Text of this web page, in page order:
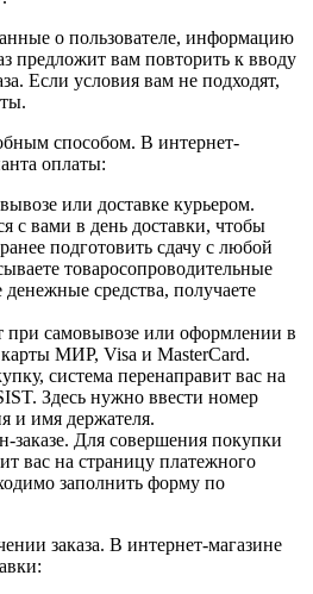
о пользователе, информацию
предложит вам повторить к вводу
Если условия вам не подходят,
способом. В интернет-
оплаты:
или доставке курьером.
с вами в день доставки, чтобы
подготовить сдачу с любой
товаросопроводительные
средства, получаете
при самовывозе или оформлении в
карты МИР, Visa и MasterCard.
система перенаправит вас на
Здесь нужно ввести номер
и имя держателя.
Для совершения покупки
вас на страницу платежного
заполнить форму по
заказа. В интернет-магазине